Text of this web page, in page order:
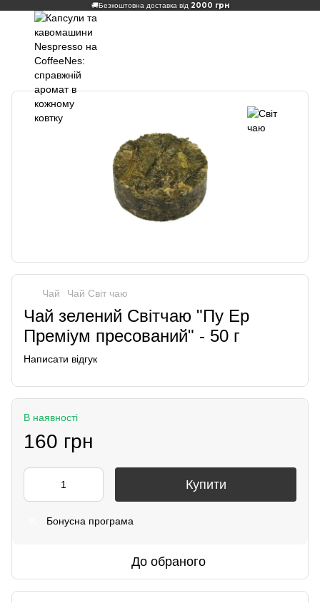
🚚Безкоштовна доставка від 2000 грн
Чай Чай Світ чаю
Чай зелений Світчаю "Пу Ер
Преміум пресований" - 50 г
Написати відгук
В наявності
160 грн
Купити
Бонусна програма
До обраного